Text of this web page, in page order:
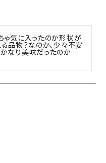
ゃ気に入ったのか形状が
品物？なのか、少々不安
なり美味だったのか